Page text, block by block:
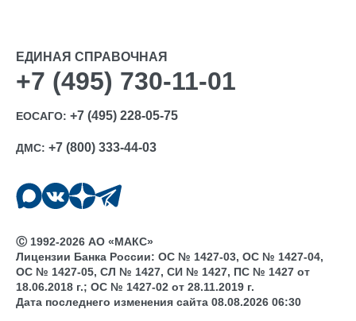
ЕДИНАЯ СПРАВОЧНАЯ
+7 (495) 730-11-01
ЕОСАГО: +7 (495) 228-05-75
ДМС: +7 (800) 333-44-03
Ⓒ 1992-2026 АО «МАКС»
Лицензии Банка России: ОС № 1427-03, ОС № 1427-04,
ОС № 1427-05, СЛ № 1427, СИ № 1427, ПС № 1427 от
18.06.2018 г.; ОС № 1427-02 от 28.11.2019 г.
Дата последнего изменения сайта 08.08.2026 06:30